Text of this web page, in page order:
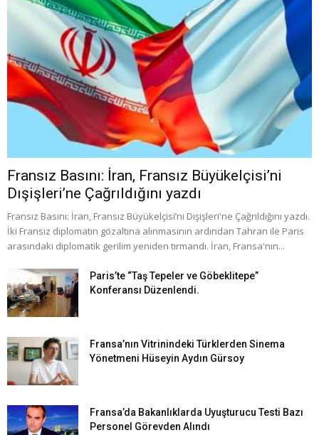
Fransız Basını: İran, Fransız Büyükelçisi’ni
Dışişleri’ne Çağrıldığını yazdı
Fransız Basını: İran, Fransız Büyükelçisi’ni Dışişleri'ne Çağrıldığını yazdı.
İki Fransız diplomatın gözaltına alınmasının ardından Tahran ile Paris
arasındaki diplomatik gerilim yeniden tırmandı. İran, Fransa'nın...
Paris’te “Taş Tepeler ve Göbeklitepe”
Konferansı Düzenlendi.
Fransa’nın Vitrinindeki Türklerden Sinema
Yönetmeni Hüseyin Aydın Gürsoy
Fransa’da Bakanlıklarda Uyuşturucu Testi Bazı
Personel Görevden Alındı